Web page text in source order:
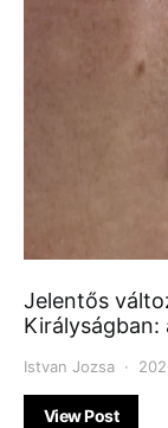
Jelentős
Istvan Jozsa
View Post